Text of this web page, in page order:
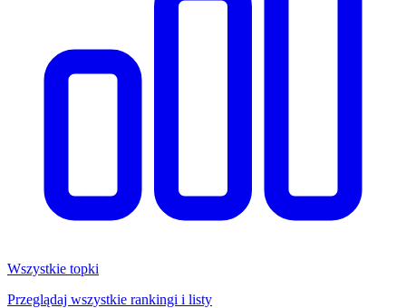
Wszystkie topki
Przeglądaj wszystkie rankingi i listy